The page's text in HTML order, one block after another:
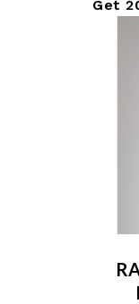
Sale
Get